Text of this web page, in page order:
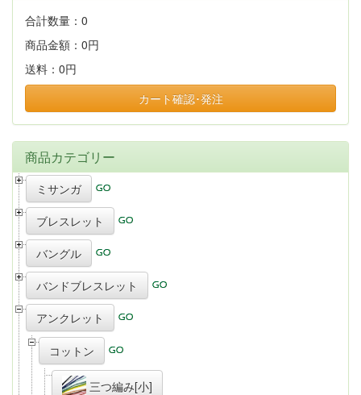
合計数量： 0
商品金額： 0円
送料： 0円
カート確認･発注
商品カテゴリー
ミサンガ
ブレスレット
バングル
バンドブレスレット
アンクレット
コットン
三つ編み[小]